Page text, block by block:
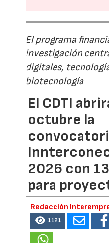
El programa
investigación
digitales,
biotecnología
El CDTI
octubre la
2026 con
para
Redacción
1121